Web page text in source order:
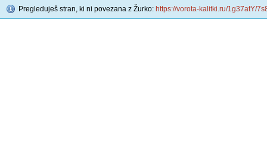
Pregleduješ stran, ki ni povezana z Žurko: https://vorota-kalitki.ru/1g37atY/